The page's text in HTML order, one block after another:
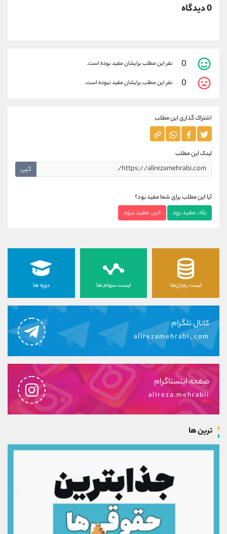
0 دیدگاه
0 نفر این مطلب برایشان مفید بوده است.
0 نفر این مطلب برایشان مفید نبوده است.
اشتراک گذاری این مطلب
لینک این مطلب
کپی
آیا این مطلب برای شما مفید بود؟
بله ، مفید بود خیر ، مفید نبود
لیست رمزارزها لیست سهام ها دوره ها
کانال تلگرام
alirezamehrabi_com
صفحه اینستاگرام
alireza.mehrabii
ترین ها